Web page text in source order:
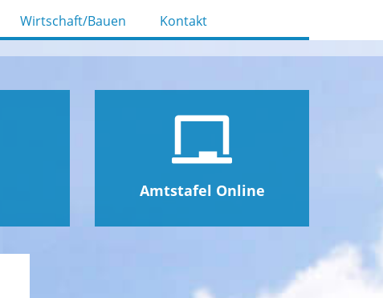
Wirtschaft/Bauen Kontakt
Amtstafel Online